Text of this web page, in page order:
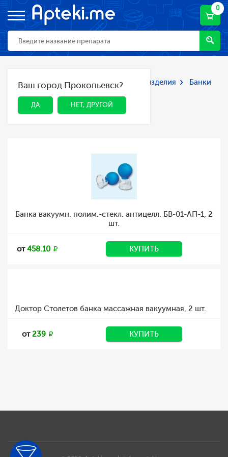
0
ДА НЕТ, ДРУГОЙ
Ваш город Прокопьевск?
ДА НЕТ, ДРУГОЙ
Главная Каталог Мед. приборы и изделия
Банки
вакуумные массажные
Банки вакуумные
массажные
Банка вакуумн. полим.-стекл. антицелл. БВ-01-АП-1, 2
шт.
от458.10 КУПИТЬ
Доктор Столетов банка массажная вакуумная, 2 шт.
от239 КУПИТЬ